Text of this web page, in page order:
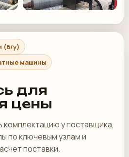
(б/у)
машины
для
цены
у поставщика,
по ключевым узлам и
поставки.